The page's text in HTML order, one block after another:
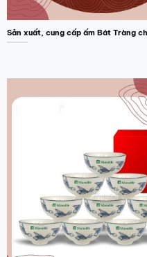
Sản xuất, cung cấp ấm Bát Tràng